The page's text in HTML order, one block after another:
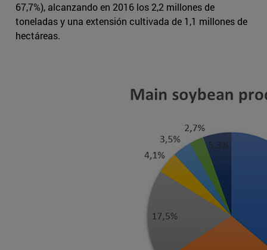
67,7%), alcanzando en 2016 los 2,2 millones de
toneladas y una extensión cultivada de 1,1 millones de
hectáreas.